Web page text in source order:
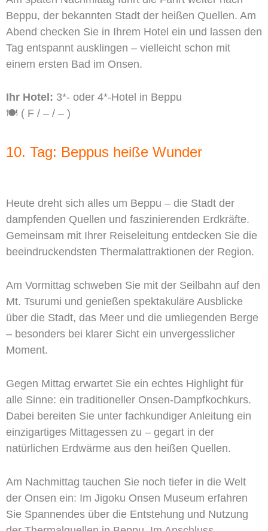
Beppu, der bekannten Stadt der heißen Quellen. Am
Abend checken Sie in Ihrem Hotel ein und lassen den
Tag entspannt ausklingen – vielleicht schon mit
einem ersten Bad im Onsen.
Ihr Hotel: 3*- oder 4*-Hotel in Beppu
🍽️ ( F / – / – )
10. Tag: Beppus heiße Wunder
Heute dreht sich alles um Beppu – die Stadt der
dampfenden Quellen und faszinierenden Erdkräfte.
Gemeinsam mit Ihrer Reiseleitung entdecken Sie die
beeindruckendsten Thermalattraktionen der Region.
Am Vormittag schweben Sie mit der Seilbahn auf den
Mt. Tsurumi und genießen spektakuläre Ausblicke
über die Stadt, das Meer und die umliegenden Berge
– besonders bei klarer Sicht ein unvergesslicher
Moment.
Gegen Mittag erwartet Sie ein echtes Highlight für
alle Sinne: ein traditioneller Onsen-Dampfkochkurs.
Dabei bereiten Sie unter fachkundiger Anleitung ein
einzigartiges Mittagessen zu – gegart in der
natürlichen Erdwärme aus den heißen Quellen.
Am Nachmittag tauchen Sie noch tiefer in die Welt
der Onsen ein: Im Jigoku Onsen Museum erfahren
Sie Spannendes über die Entstehung und Nutzung